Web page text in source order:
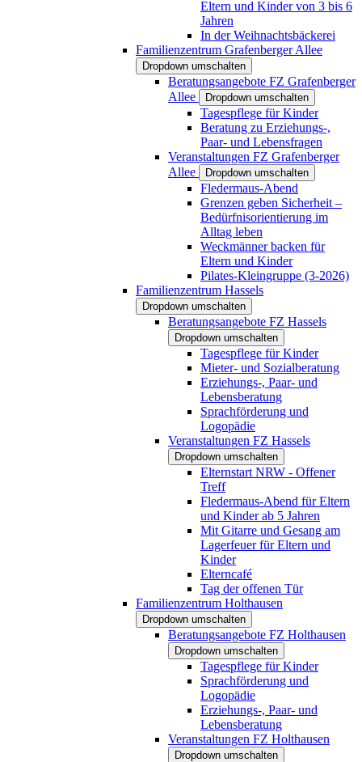
Eltern und Kinder von 3 bis 6
Jahren
In der Weihnachtsbäckerei
Familienzentrum Grafenberger Allee
Dropdown umschalten
Beratungsangebote FZ Grafenberger
Allee
Dropdown umschalten
Tagespflege für Kinder
Beratung zu Erziehungs-,
Paar- und Lebensfragen
Veranstaltungen FZ Grafenberger
Allee
Dropdown umschalten
Fledermaus-Abend
Grenzen geben Sicherheit –
Bedürfnisorientierung im
Alltag leben
Weckmänner backen für
Eltern und Kinder
Pilates-Kleingruppe (3-2026)
Familienzentrum Hassels
Dropdown umschalten
Beratungsangebote FZ Hassels
Dropdown umschalten
Tagespflege für Kinder
Mieter- und Sozialberatung
Erziehungs-, Paar- und
Lebensberatung
Sprachförderung und
Logopädie
Veranstaltungen FZ Hassels
Dropdown umschalten
Elternstart NRW - Offener
Treff
Fledermaus-Abend für Eltern
und Kinder ab 5 Jahren
Mit Gitarre und Gesang am
Lagerfeuer für Eltern und
Kinder
Elterncafé
Tag der offenen Tür
Familienzentrum Holthausen
Dropdown umschalten
Beratungsangebote FZ Holthausen
Dropdown umschalten
Tagespflege für Kinder
Sprachförderung und
Logopädie
Erziehungs-, Paar- und
Lebensberatung
Veranstaltungen FZ Holthausen
Dropdown umschalten